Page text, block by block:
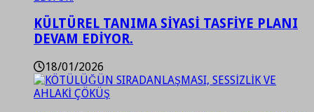
KÜLTÜREL TANIMA SİYASİ TASFİYE PLANI
DEVAM EDİYOR.
18/01/2026